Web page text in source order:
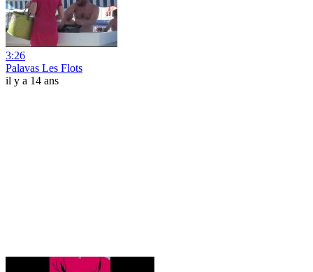
3:26
Palavas Les Flots
il y a 14 ans